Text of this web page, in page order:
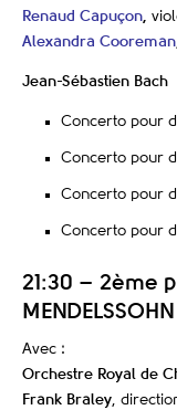
Renaud Capuçon
Alexandra Cooreman
Jean-Sébastien Bach
Concerto pour
Concerto pour
Concerto pour
Concerto pour
21:30 – 2ème
MENDELSSOHN
Avec :
Orchestre Royal de
Frank Braley,